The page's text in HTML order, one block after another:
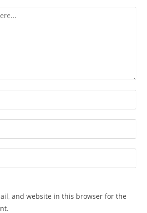
and website in this browser for the